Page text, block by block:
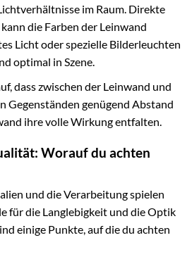
im Raum. Direkte
die Farben der Leinwand
Licht oder spezielle Bilderleuchten
optimal in Szene.
dass zwischen der Leinwand und
Gegenständen genügend Abstand
ihre volle Wirkung entfalten.
Worauf du achten
und die Verarbeitung spielen
für die Langlebigkeit und die Optik
einige Punkte, auf die du achten